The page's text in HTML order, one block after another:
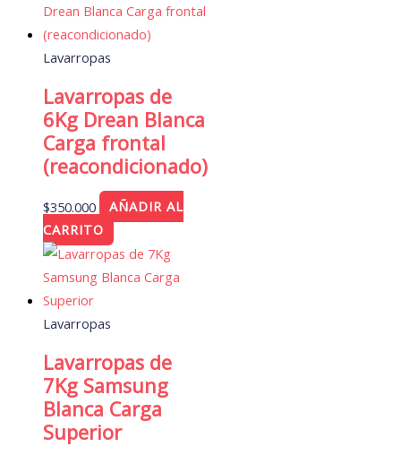
Lavarropas
Lavarropas de
6Kg Drean Blanca
Carga frontal
(reacondicionado)
$350.000
AÑADIR AL
CARRITO
Lavarropas
Lavarropas de
7Kg Samsung
Blanca Carga
Superior